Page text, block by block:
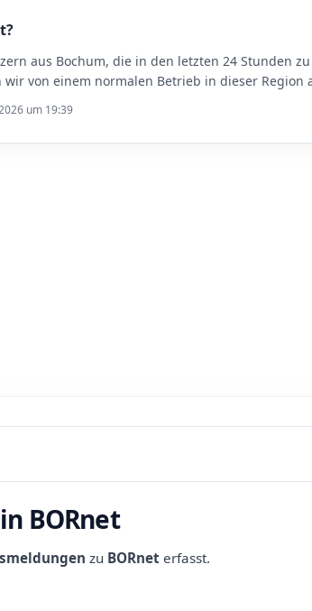
aus Bochum, die in den letzten 24 Stunden
von einem normalen Betrieb in dieser Region
um 19:39
BORnet
zu BORnet erfasst.